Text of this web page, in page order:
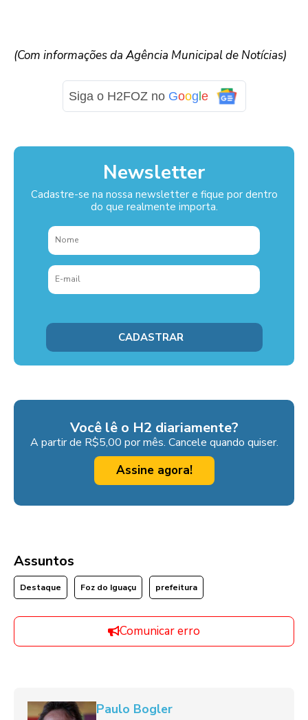
(Com informações da Agência Municipal de Notícias)
Siga o H2FOZ no Goog e
Newsletter
Cadastre-se na nossa newsletter e fique por dentro
do que realmente importa.
Você lê o H2 diariamente?
A partir de R$5,00 por mês. Cancele quando quiser.
Assine agora!
Assuntos
Destaque Foz do Iguaçu prefeitura
Comunicar erro
Paulo Bogler